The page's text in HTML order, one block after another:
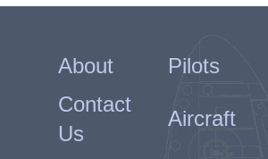
About Pilots
Contact
Us
Aircraft